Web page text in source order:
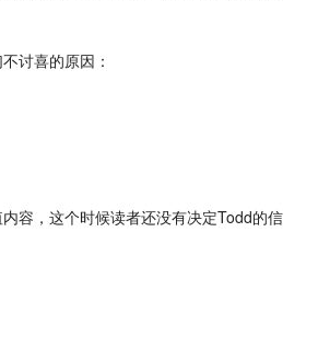
讨喜的原因：
容，这个时候读者还没有决定Todd的信